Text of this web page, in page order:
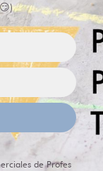
de Profes